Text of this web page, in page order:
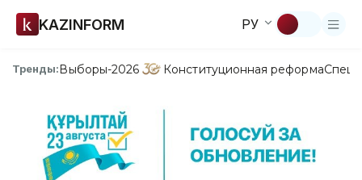
KAZINFORM РУ
Тренды:Выборы-2026 Конституционная реформа